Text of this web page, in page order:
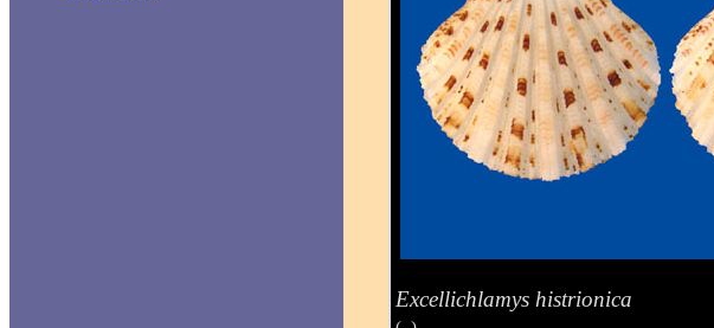
Excellichlamys histrionica